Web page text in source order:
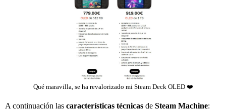
Qué maravilla, se ha revalorizado mi Steam Deck OLED ❤️
A continuación las características técnicas de Steam Machine: